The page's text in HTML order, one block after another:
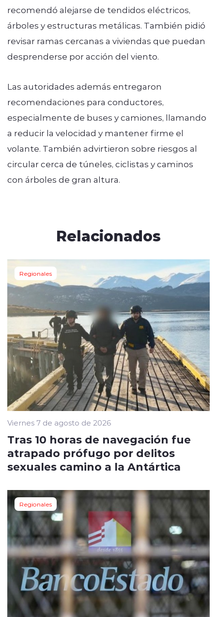
recomendó alejarse de tendidos eléctricos,
árboles y estructuras metálicas. También pidió
revisar ramas cercanas a viviendas que puedan
desprenderse por acción del viento.
Las autoridades además entregaron
recomendaciones para conductores,
especialmente de buses y camiones, llamando
a reducir la velocidad y mantener firme el
volante. También advirtieron sobre riesgos al
circular cerca de túneles, ciclistas y caminos
con árboles de gran altura.
Relacionados
Regionales
Viernes 7 de agosto de 2026
Tras 10 horas de navegación fue
atrapado prófugo por delitos
sexuales camino a la Antártica
Regionales